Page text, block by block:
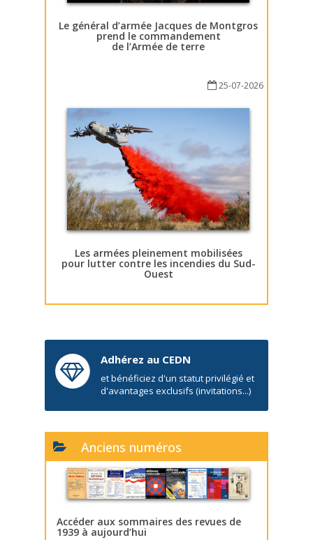
Le général d’armée Jacques de Montgros
prend le commandement
de l’Armée de terre
25-07-2026
Les armées pleinement mobilisées
pour lutter contre les incendies du Sud-
Ouest
Adhérez au CEDN
et bénéficiez d'un statut privilégié et
d'avantages exclusifs (invitations...)
Anciens numéros
Accéder aux sommaires des revues de
1939 à aujourd’hui